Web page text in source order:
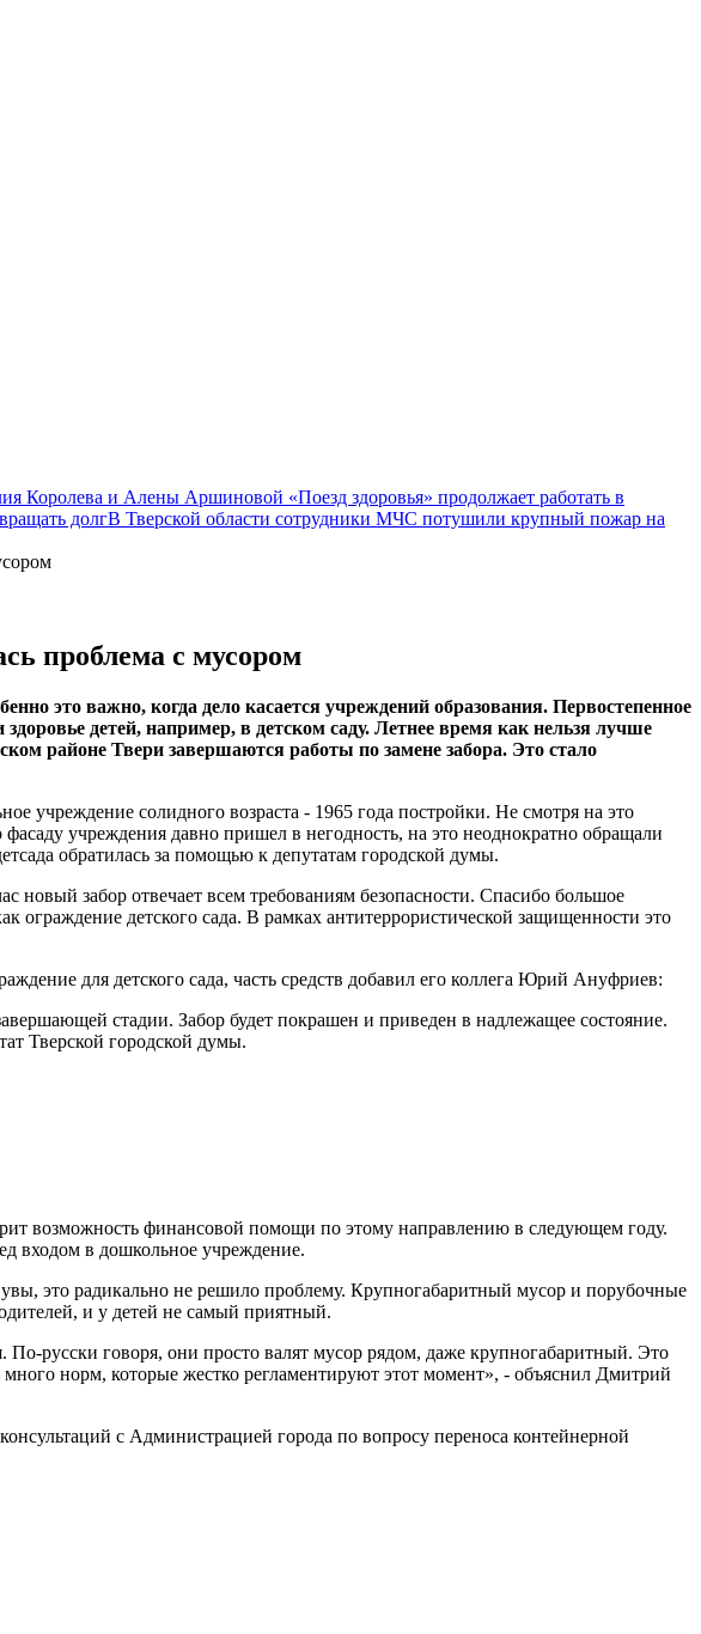
Королева и Алены Аршиновой «Поезд здоровья» продолжает работать в
долгВ Тверской области сотрудники МЧС потушили крупный пожар на
проблема с мусором
это важно, когда дело касается учреждений образования. Первостепенное
детей, например, в детском саду. Летнее время как нельзя лучше
районе Твери завершаются работы по замене забора. Это стало
учреждение солидного возраста - 1965 года постройки. Не смотря на это
учреждения давно пришел в негодность, на это неоднократно обращали
обратилась за помощью к депутатам городской думы.
новый забор отвечает всем требованиям безопасности. Спасибо большое
детского сада. В рамках антитеррористической защищенности это
для детского сада, часть средств добавил его коллега Юрий Ануфриев:
стадии. Забор будет покрашен и приведен в надлежащее состояние.
Тверской городской думы.
возможность финансовой помощи по этому направлению в следующем году.
входом в дошкольное учреждение.
это радикально не решило проблему. Крупногабаритный мусор и порубочные
и у детей не самый приятный.
русски говоря, они просто валят мусор рядом, даже крупногабаритный. Это
норм, которые жестко регламентируют этот момент», - объяснил Дмитрий
с Администрацией города по вопросу переноса контейнерной